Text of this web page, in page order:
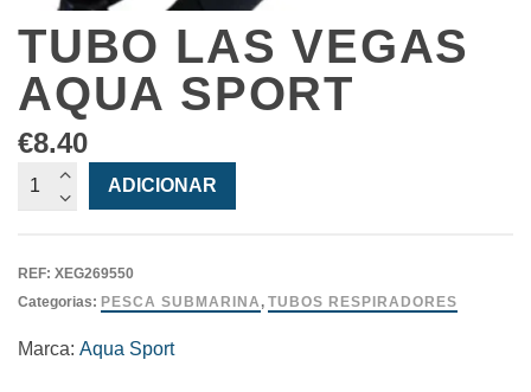
TUBO LAS VEGAS
AQUA SPORT
€8.40
Quantidade
Sport
ADICIONAR
REF: XEG269550
Categorias: PESCA SUBMARINA , TUBOS RESPIRADORES
Marca: Aqua Sport